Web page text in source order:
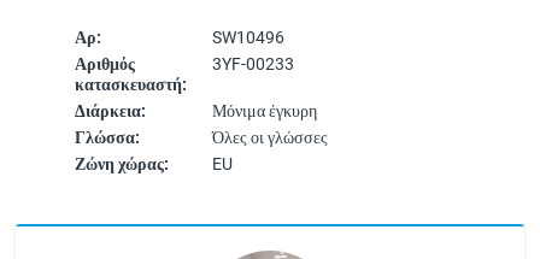
Αρ:
SW10496
Αριθμός
κατασκευαστή:
3YF-00233
Διάρκεια:
Μόνιμα έγκυρη
Γλώσσα:
Όλες οι γλώσσες
Ζώνη χώρας:
EU